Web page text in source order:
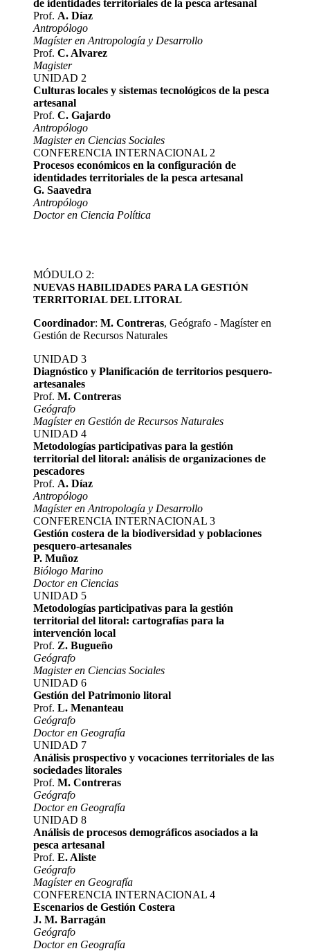
de identidades territoriales de la pesca artesanal
Prof. A. Díaz
Antropólogo
Magíster en Antropología y Desarrollo
Prof. C. Alvarez
Magister
UNIDAD 2
Culturas locales y sistemas tecnológicos de la pesca
artesanal
Prof. C. Gajardo
Antropólogo
Magister en Ciencias Sociales
CONFERENCIA INTERNACIONAL 2
Procesos económicos en la configuración de
identidades territoriales de la pesca artesanal
G. Saavedra
Antropólogo
Doctor en Ciencia Política
MÓDULO 2:
NUEVAS HABILIDADES PARA LA GESTIÓN
TERRITORIAL DEL LITORAL
Coordinador: M. Contreras, Geógrafo - Magíster en
Gestión de Recursos Naturales
UNIDAD 3
Diagnóstico y Planificación de territorios pesquero-
artesanales
Prof. M. Contreras
Geógrafo
Magíster en Gestión de Recursos Naturales
UNIDAD 4
Metodologías participativas para la gestión
territorial del litoral: análisis de organizaciones de
pescadores
Prof. A. Díaz
Antropólogo
Magíster en Antropología y Desarrollo
CONFERENCIA INTERNACIONAL 3
Gestión costera de la biodiversidad y poblaciones
pesquero-artesanales
P. Muñoz
Biólogo Marino
Doctor en Ciencias
UNIDAD 5
Metodologías participativas para la gestión
territorial del litoral: cartografías para la
intervención local
Prof. Z. Bugueño
Geógrafo
Magister en Ciencias Sociales
UNIDAD 6
Gestión del Patrimonio litoral
Prof. L. Menanteau
Geógrafo
Doctor en Geografía
UNIDAD 7
Análisis prospectivo y vocaciones territoriales de las
sociedades litorales
Prof. M. Contreras
Geógrafo
Doctor en Geografía
UNIDAD 8
Análisis de procesos demográficos asociados a la
pesca artesanal
Prof. E. Aliste
Geógrafo
Magíster en Geografía
CONFERENCIA INTERNACIONAL 4
Escenarios de Gestión Costera
J. M. Barragán
Geógrafo
Doctor en Geografía